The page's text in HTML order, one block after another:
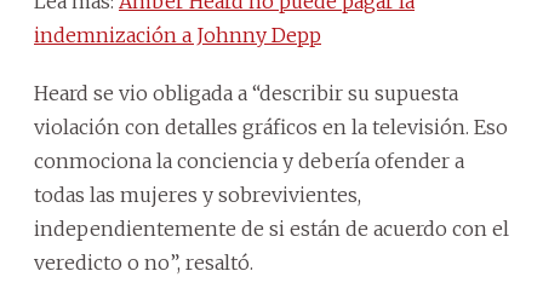
indemnización a Johnny Depp
Heard se vio obligada a “describir su supuesta
violación con detalles gráficos en la televisión. Eso
conmociona la conciencia y debería ofender a
todas las mujeres y sobrevivientes,
independientemente de si están de acuerdo con el
veredicto o no”, resaltó.